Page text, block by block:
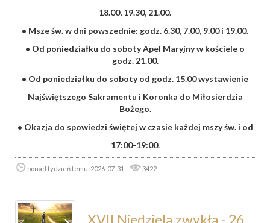
18.00, 19.30, 21.00.
• Msze św. w dni powszednie: godz. 6.30, 7.00, 9.00 i 19.00.
• Od poniedziałku do soboty Apel Maryjny w kościele o
godz. 21.00.
• Od poniedziałku do soboty od godz. 15.00 wystawienie
Najświętszego Sakramentu i Koronka do Miłosierdzia
Bożego.
• Okazja do spowiedzi świętej w czasie każdej mszy św. i od
17:00-19:00.
ponad tydzień temu, 2026-07-31 3422
XVII Niedziela zwykła - 26